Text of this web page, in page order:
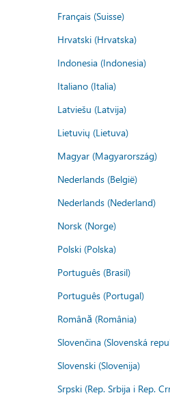
Français (Suisse)
Hrvatski (Hrvatska)
Indonesia (Indonesia)
Italiano (Italia)
Latviešu (Latvija)
Lietuvių (Lietuva)
Magyar (Magyarország)
Nederlands (België)
Nederlands (Nederland)
Norsk (Norge)
Polski (Polska)
Português (Brasil)
Português (Portugal)
Română (România)
Slovenčina (Slovenská
Slovenski (Slovenija)
Srpski (Rep. Srbija i Rep.